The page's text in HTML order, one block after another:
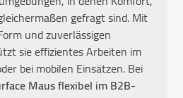
gefragt sind. Mit
und zuverlässigen
sie effizientes Arbeiten im
bei mobilen Einsätzen. Bei
Maus flexibel im B2B-